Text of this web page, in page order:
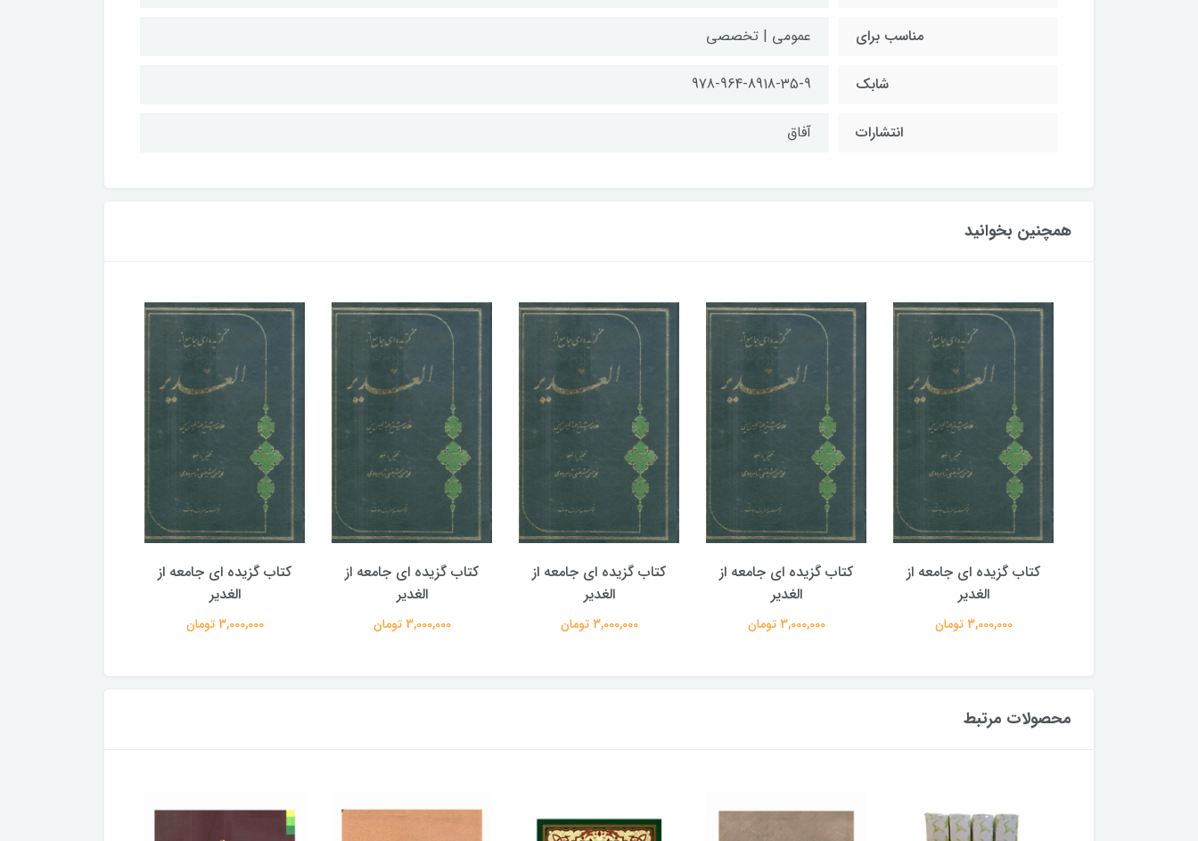
مناسب برای عمومی | تخصصی
شابک 978-964-8918-35-9
انتشارات آفاق
همچنین بخوانید
کتاب گزیده ای جامعه از
الغدیر
3,000,000 تومان
کتاب گزیده ای جامعه از
الغدیر
3,000,000 تومان
کتاب گزیده ای جامعه از
الغدیر
3,000,000 تومان
کتاب گزیده ای جامعه از
الغدیر
3,000,000 تومان
کتاب گزیده ای جامعه از
الغدیر
3,000,000 تومان
محصولات مرتبط